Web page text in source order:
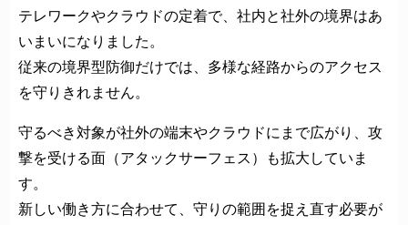
テレワークやクラウドの定着で、社内と社外の境界はあ
いまいになりました。
従来の境界型防御だけでは、多様な経路からのアクセス
を守りきれません。
守るべき対象が社外の端末やクラウドにまで広がり、攻
撃を受ける面（アタックサーフェス）も拡大していま
す。
新しい働き方に合わせて、守りの範囲を捉え直す必要が